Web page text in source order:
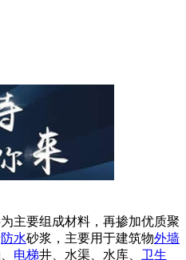
为主要组成材料，再掺加优质聚
防水砂浆，主要用于建筑物外墙
电梯井、水渠、水库、 卫生